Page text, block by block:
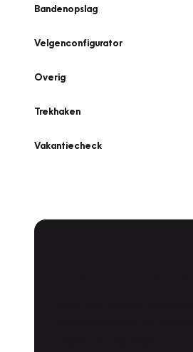
Bandenopslag
Velgenconfigurator
Overig
Trekhaken
Vakantiecheck